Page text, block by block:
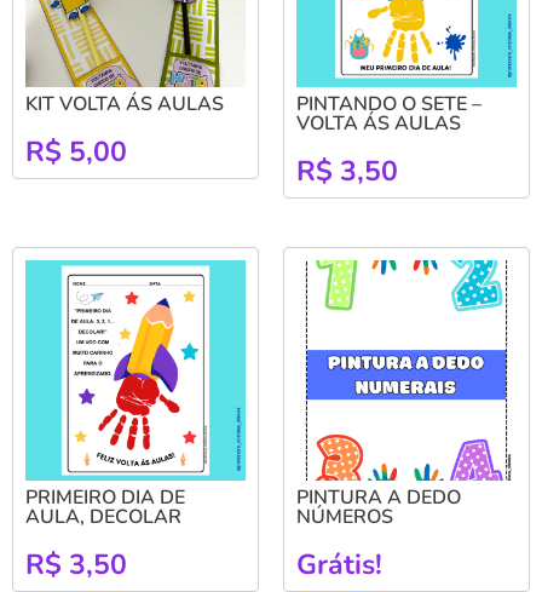
KIT VOLTA ÁS AULAS
R$ 5,00
PINTANDO O SETE –
VOLTA ÁS AULAS
R$ 3,50
PRIMEIRO DIA DE
AULA, DECOLAR
R$ 3,50
PINTURA A DEDO
NÚMEROS
Grátis!